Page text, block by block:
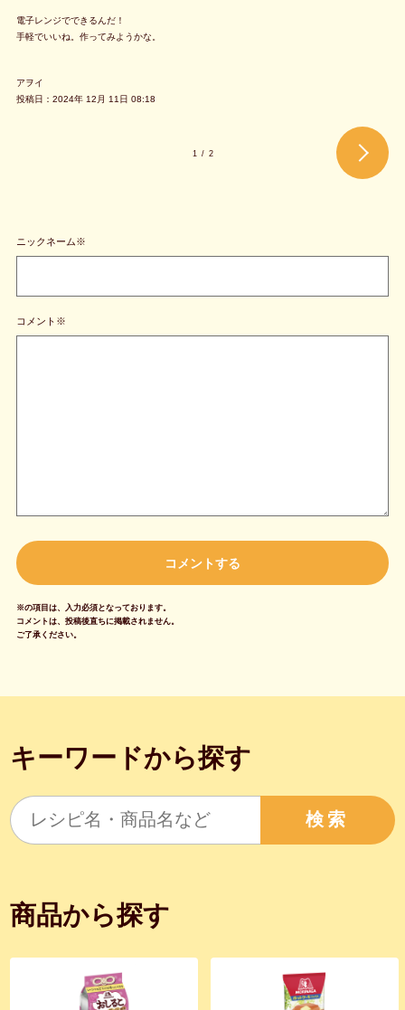
電子レンジでできるんだ！
手軽でいいね。作ってみようかな。
アヲイ
投稿日：2024年 12月 11日 08:18
1 / 2
ニックネーム※
コメント※
※の項目は、入力必須となっております。
コメントは、投稿後直ちに掲載されません。
ご了承ください。
キーワードから探す
検索
商品から探す